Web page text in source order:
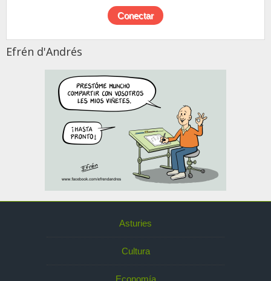
Efrén d'Andrés
Asturies
Cultura
Economía